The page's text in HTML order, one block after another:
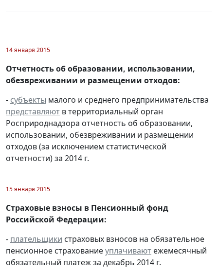
14 января 2015
Отчетность об образовании, использовании,
обезвреживании и размещении отходов:
- субъекты малого и среднего предпринимательства
представляют в территориальный орган
Росприроднадзора отчетность об образовании,
использовании, обезвреживании и размещении
отходов (за исключением статистической
отчетности) за 2014 г.
15 января 2015
Страховые взносы в Пенсионный фонд
Российской Федерации:
- плательщики страховых взносов на обязательное
пенсионное страхованиеуплачивают ежемесячный
обязательный платеж за декабрь 2014 г.